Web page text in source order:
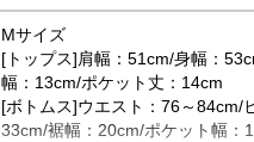
Mサイズ
[トップス]肩幅：51cm/身幅：
幅：13cm/ポケット丈：14cm
[ボトムス]ウエスト：76～84cm/
33cm/裾幅：20cm/ポケット幅：